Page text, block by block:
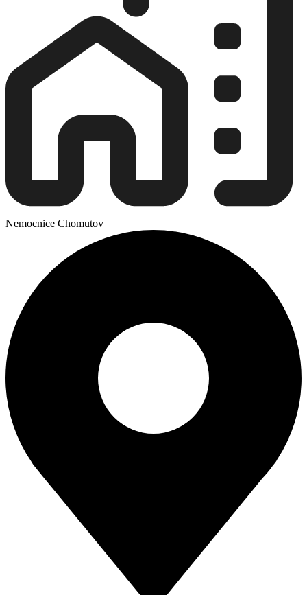
Nemocnice Chomutov